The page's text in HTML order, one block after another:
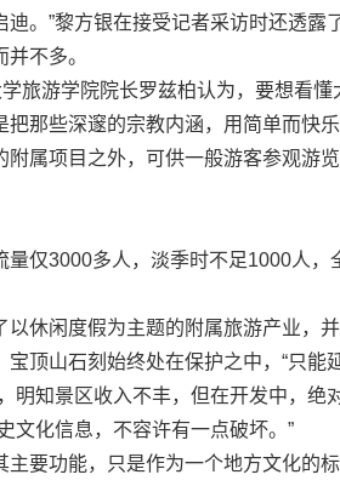
。”黎方银在接受记者采访时还透露
不多。
旅游学院院长罗兹柏认为，要想看懂
那些深邃的宗教内涵，用简单而快
属项目之外，可供一般游客参观游
仅3000多人，淡季时不足1000人，
休闲度假为主题的附属旅游产业，
顶山石刻始终处在保护之中，“只能
明知景区收入不丰，但在开发中，绝
文化信息，不容许有一点破坏。”
要功能，只是作为一个地方文化的标